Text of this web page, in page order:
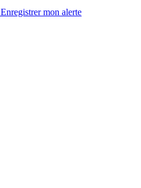
Enregistrermon alerte